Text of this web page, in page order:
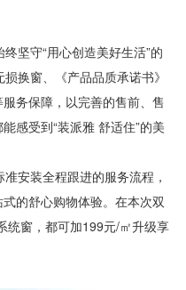
坚守“用心创造美好生活”的
换窗、《产品品质承诺书》
务保障，以完善的售前、售
感受到“装派雅 舒适住”的美
安装全程跟进的服务流程，
的舒心购物体验。在本次双
统窗，都可加199元/㎡升级享